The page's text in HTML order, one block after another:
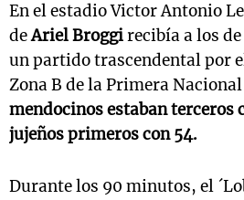
En el estadio Victor Antonio
deAriel Broggirecibía a los de
un partido trascendental por
Zona B de la Primera
mendocinos estaban terceros
jujeños primeros con 54.
Durante los 90 minutos, el